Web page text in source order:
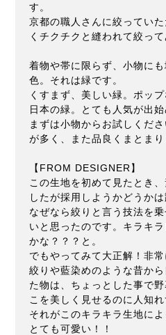
す。
京都の職人さんに絞ってい
くチクチクと縫われて絞って
着物や帯に限らず、小物に
色。それは緑です。
くすまず、美しい緑。ポッ
日本の緑。とても人気が出始
まずは小物からお試しくだ
が多く、また品良くまとまり
【FROM DESIGNER】
この生地を初めて見たとき
したが採用しようかどうかは
なぜなら絞りと言う技法を
いと思ったのです。キラキ
かな？？？と。
でもやってみて大正解！非常
絞りや藍染めのような昔か
た物は、ちょっとした事で
こを美しく見せるのに人知れ
それがこのキラキラ生地に
とても可愛い！！